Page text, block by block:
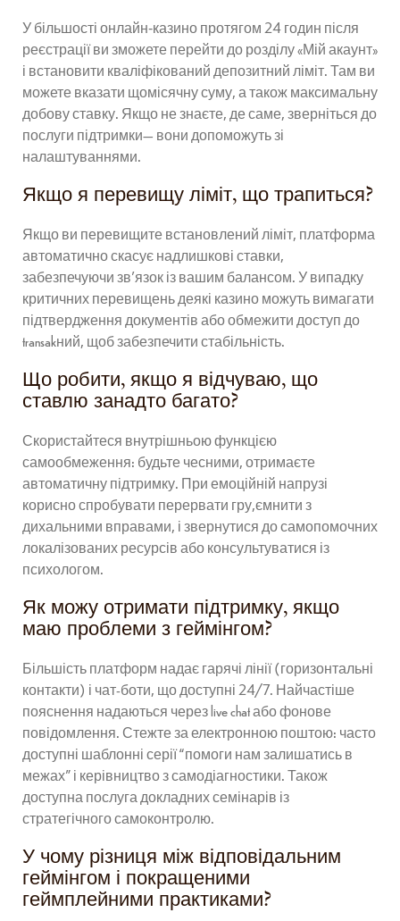
У більшості онлайн‑казино протягом 24 годин після
реєстрації ви зможете перейти до розділу «Мій акаунт»
і встановити кваліфікований депозитний ліміт. Там ви
можете вказати щомісячну суму, а також максимальну
добову ставку. Якщо не знаєте, де саме, зверніться до
послуги підтримки— вони допоможуть зі
налаштуваннями.
Якщо я перевищу ліміт, що трапиться?
Якщо ви перевищите встановлений ліміт, платформа
автоматично скасує надлишкові ставки,
забезпечуючи зв’язок із вашим балансом. У випадку
критичних перевищень деякі казино можуть вимагати
підтвердження документів або обмежити доступ до
transakний, щоб забезпечити стабільність.
Що робити, якщо я відчуваю, що
ставлю занадто багато?
Скористайтеся внутрішньою функцією
самообмеження: будьте чесними, отримаєте
автоматичну підтримку. При емоційній напрузі
корисно спробувати перервати гру,ємнити з
дихальними вправами, і звернутися до самопомочних
локалізованих ресурсів або консультуватися із
психологом.
Як можу отримати підтримку, якщо
маю проблеми з геймінгом?
Більшість платформ надає гарячі лінії (горизонтальні
контакти) і чат-боти, що доступні 24/7. Найчастіше
пояснення надаються через live chat або фонове
повідомлення. Стежте за електронною поштою: часто
доступні шаблонні серії “помоги нам залишатись в
межах” і керівництво з самодіагностики. Також
доступна послуга докладних семінарів із
стратегічного самоконтролю.
У чому різниця між відповідальним
геймінгом і покращеними
геймплейними практиками?